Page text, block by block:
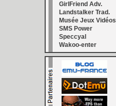
GirlFriend Adv.
Landstalker Trad.
Musée Jeux Vidéos
SMS Power
Speccyal
Wakoo-enter